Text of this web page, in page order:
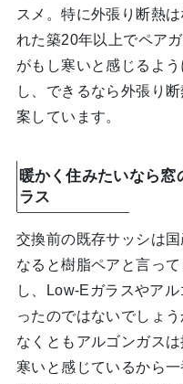
スメ。特に外張り断熱
れた築20年以上でペア
がもし寒いと感じるよ
し、できるなら外張り
案しています。
暖かく住みたいなら
ラス
交換前の既存サッシは
なると樹脂ペアと言っ
し、Low-Eガラスやア
ったのではないでしょ
なくともアルゴンガス
寒いと感じているから